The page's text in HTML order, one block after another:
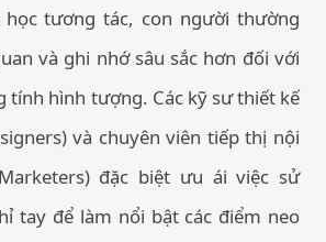
tương tác, con người thường
và ghi nhớ sâu sắc hơn đối với
tính hình tượng. Các kỹ sư thiết kế
và chuyên viên tiếp thị nội
đặc biệt ưu ái việc sử
tay để làm nổi bật các điểm neo